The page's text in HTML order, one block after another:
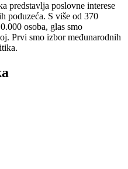
predstavlja poslovne interese
poduzeća. S više od 370
osoba, glas smo
Prvi smo izbor međunarodnih